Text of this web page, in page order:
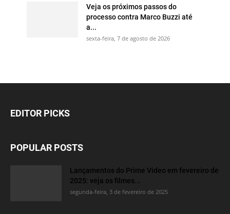
Veja os próximos passos do
processo contra Marco Buzzi até
a...
sexta-feira, 7 de agosto de 2026
EDITOR PICKS
POPULAR POSTS
Lançamentos do Prime Video em fevereiro de
2025: veja os filmes...
segunda-feira, 3 de fevereiro de 2025